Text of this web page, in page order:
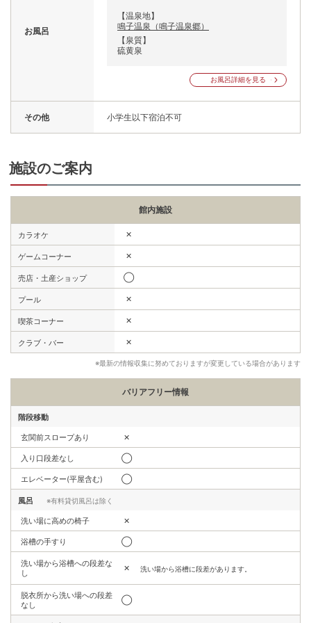
お風呂
【温泉地】
鳴子温泉（鳴子温泉郷）
【泉質】
硫黄泉
お風呂詳細を見る
その他 小学生以下宿泊不可
施設のご案内
館内施設
カラオケ ✕
ゲームコーナー ✕
売店・土産ショップ ◯
プール ✕
喫茶コーナー ✕
クラブ・バー ✕
※最新の情報収集に努めておりますが変更している場合があります
バリアフリー情報
階段移動
玄関前スロープあり ✕
入り口段差なし ◯
エレベーター(平屋含む) ◯
風呂 ※有料貸切風呂は除く
洗い場に高めの椅子 ✕
浴槽の手すり ◯
洗い場から浴槽への段差な
し
✕ 洗い場から浴槽に段差があります。
脱衣所から洗い場への段差
なし
◯